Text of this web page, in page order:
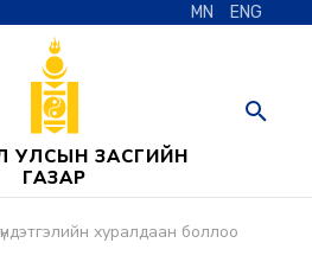
MN ENG
УЛСЫН ЗАСГИЙН
ГАЗАР
хуралдаан боллоо